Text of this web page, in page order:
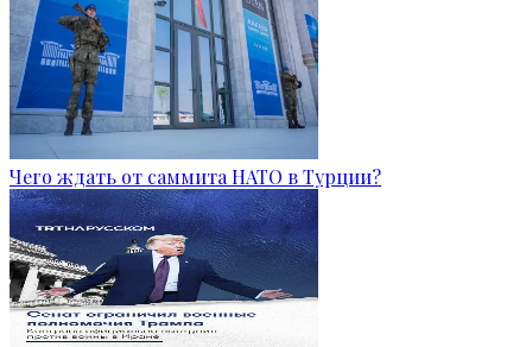
Чего ждать от саммита НАТО в Турции?